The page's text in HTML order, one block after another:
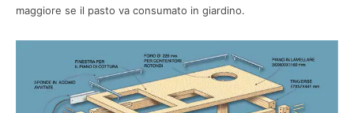
maggiore se il pasto va consumato in giardino.